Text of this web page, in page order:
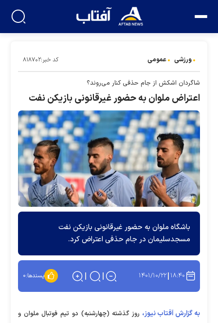
ورزشی عمومی کد خبر:۸۱۸۷۰۲
شاگردان اشکش از جام حذفی کنار می‌روند؟
اعتراض ملوان به حضور غیرقانونی بازیکن نفت
باشگاه ملوان به حضور غیرقانونی بازیکن نفت
مسجدسلیمان در جام حذفی اعتراض کرد.
۱۸:۴۰ ۱۴۰۱/۱۰/۲۲ پسندها:۰
به گزارش آفتاب نیوز، روز گذشته (چهارشنبه) دو تیم فوتبال ملوان و